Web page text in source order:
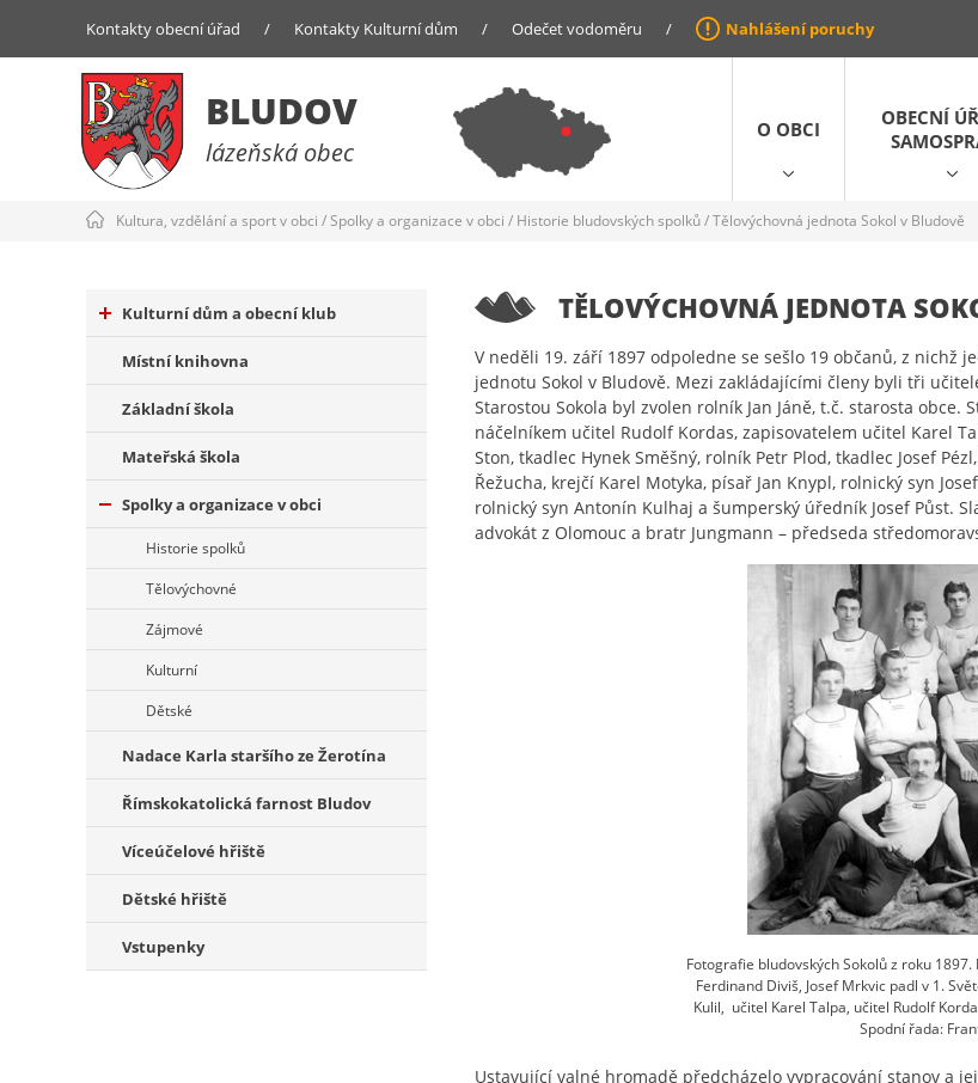
Kontakty obecní úřad / Kontakty Kulturní dům / Odečet vodoměru / Nahlášení poruchy
BLUDOV
lázeňská obec
O OBCI
OBECNÍ
Kultura, vzdělání a sport v obci /Spolky a organizace v obci / Historie bludovských spolků/Tělovýchovná jednota Sokol v Bludově
Kulturní dům a obecní klub
Místní knihovna
Základní škola
Mateřská škola
Spolky a organizace v obci
Historie spolků
Tělovýchovné
Zájmové
Kulturní
Dětské
Nadace Karla staršího ze Žerotína
Římskokatolická farnost Bludov
Víceúčelové hřiště
Dětské hřiště
Vstupenky
TĚLOVÝCHOVNÁ JEDNOTA
V neděli 19. září 1897 odpoledne se sešlo 19 občanů, z nichž
jednotu Sokol v Bludově. Mezi zakládajícími členy byli tři
Starostou Sokola byl zvolen rolník Jan Jáně, t.č. starosta
náčelníkem učitel Rudolf Kordas, zapisovatelem učitel Karel
Ston, tkadlec Hynek Směšný, rolník Petr Plod, tkadlec Josef
Řežucha, krejčí Karel Motyka, písař Jan Knypl, rolnický syn
rolnický syn Antonín Kulhaj a šumperský úředník Josef Půst.
advokát z Olomouc a bratr Jungmann – předseda
Fotografie bludovských Sokolů z roku
Ferdinand Diviš, Josef Mrkvic padl v 1.
Kulil, učitel Karel Talpa, učitel Rudolf
Spodní řada:
Ustavující valné hromadě předcházelo vypracování stanov a